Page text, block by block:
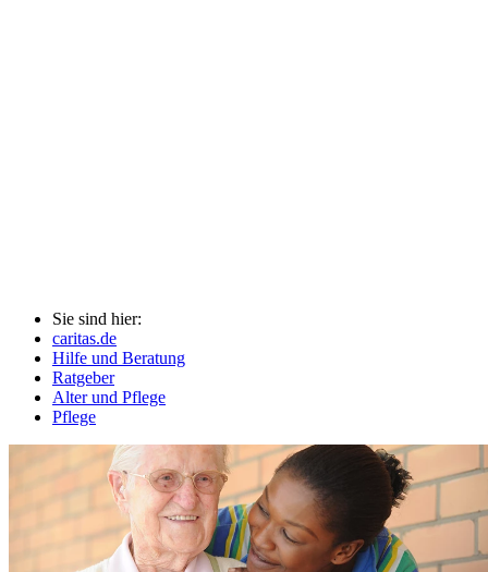
Sie sind hier:
caritas.de
Hilfe und Beratung
Ratgeber
Alter und Pflege
Pflege